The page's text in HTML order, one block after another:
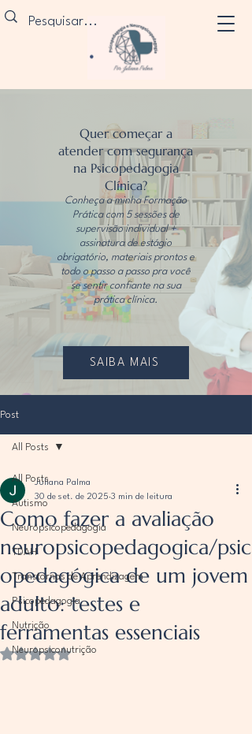
Quer começar a
atender com segurança
na Psicopedagogia
Clínica?
Conheça a minha Formação
Prática com 5 sessões de
supervisão individual +
assinatura de estágio
obrigatório, materiais prontos e
todo o passo a passo pra você
se sentir confiante na sua
prática clínica.
SAIBA MAIS
Post
All Posts
Autismo
Neuropsicopedagogia
TDAH
Transtornos de Aprendizagem
Psicopedagogia
Nutrição
Neuropsiconutrição
All Posts
Como fazer a avaliação
neuropsicopedagogica/psic
opedagógica de um jovem
adulto: testes e
ferramentas essenciais
Juliana Palma
30 de set. de 2025 3 min de leitura
Avaliado com NaN de 5 estrelas.